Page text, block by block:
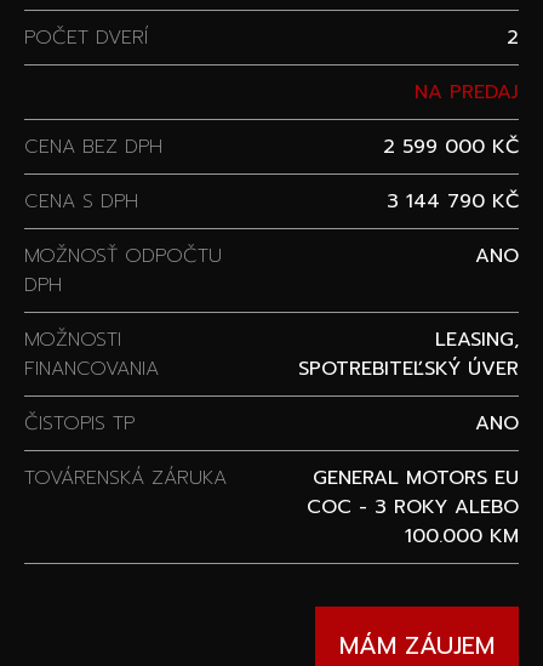
POČET DVERÍ
2
NA PREDAJ
CENA BEZ DPH
2 599 000 KČ
CENA S DPH
3 144 790 KČ
MOŽNOSŤ ODPOČTU
DPH
ANO
MOŽNOSTI
FINANCOVANIA
LEASING,
SPOTREBITEĽSKÝ ÚVER
ČISTOPIS TP
ANO
TOVÁRENSKÁ ZÁRUKA
GENERAL MOTORS EU
COC - 3 ROKY ALEBO
100.000 KM
MÁM ZÁUJEM